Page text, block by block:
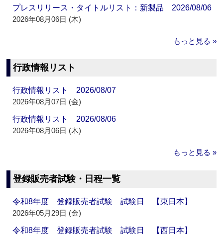
プレスリリース・タイトルリスト：新製品 2026/08/06
2026年08月06日 (木)
もっと見る »
行政情報リスト
行政情報リスト 2026/08/07
2026年08月07日 (金)
行政情報リスト 2026/08/06
2026年08月06日 (木)
もっと見る »
登録販売者試験・日程一覧
令和8年度 登録販売者試験 試験日 【東日本】
2026年05月29日 (金)
令和8年度 登録販売者試験 試験日 【西日本】